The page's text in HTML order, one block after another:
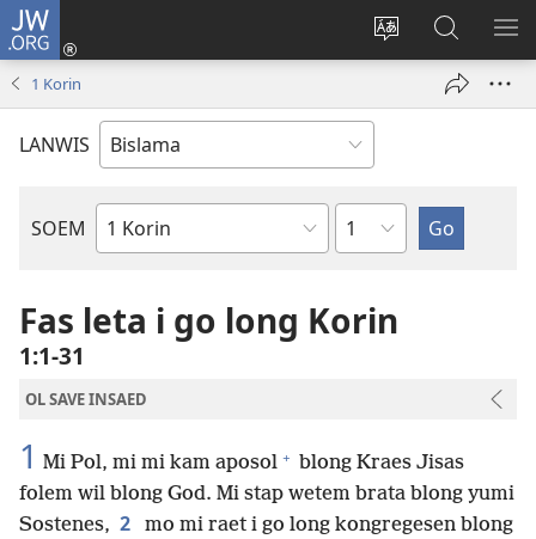
JW.ORG
Jenisim
Log
niufala
Lukaotem
Insaed
Long
1 Korin
LANWIS
SOEM
Ol
Blong
Baebol
Japta
Fas leta i go long Korin
1:1-31
OL SAVE INSAED
1 Mi Pol, mi mi kam aposol + blong Kraes Jisas
folem wil blong God. Mi stap wetem brata blong yumi
Sostenes, 2
mo mi raet i go long kongregesen blong